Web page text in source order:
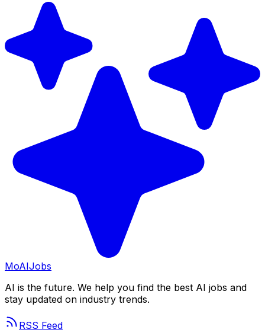
MoAIJobs
AI is the future. We help you find the best AI jobs and
stay updated on industry trends.
RSS Feed